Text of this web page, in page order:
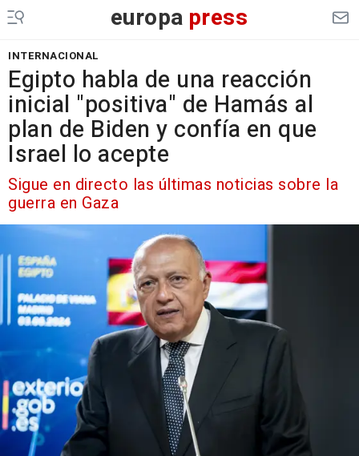
europa press
INTERNACIONAL
Egipto habla de una reacción
inicial "positiva" de Hamás al
plan de Biden y confía en que
Israel lo acepte
Sigue en directo las últimas noticias sobre la
guerra en Gaza